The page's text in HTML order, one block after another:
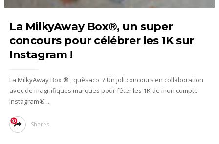
La MilkyAway Box®, un super
concours pour célébrer les 1K sur
Instagram !
La MilkyAway Box ® , quèsaco ? Un joli concours en collaboration
avec de magnifiques marques pour fêter les 1K de mon compte
Instagram® ...
Shares